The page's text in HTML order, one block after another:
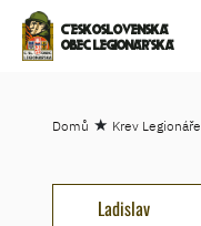
ČESKOSLOVENSKÁ
OBEC LEGIONÁŘSKÁ
Domů ★ Krev Legionáře